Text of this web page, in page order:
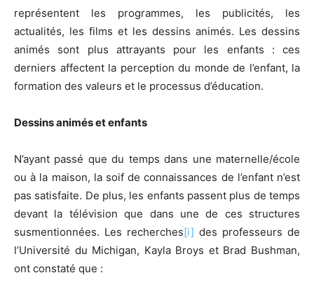
représentent les programmes, les publicités, les
actualités, les films et les dessins animés. Les dessins
animés sont plus attrayants pour les enfants : ces
derniers affectent la perception du monde de l’enfant, la
formation des valeurs et le processus d’éducation.
Dessins animés et enfants
N’ayant passé que du temps dans une maternelle/école
ou à la maison, la soif de connaissances de l’enfant n’est
pas satisfaite. De plus, les enfants passent plus de temps
devant la télévision que dans une de ces structures
susmentionnées. Les recherches[i] des professeurs de
l’Université du Michigan, Kayla Broys et Brad Bushman,
ont constaté que :